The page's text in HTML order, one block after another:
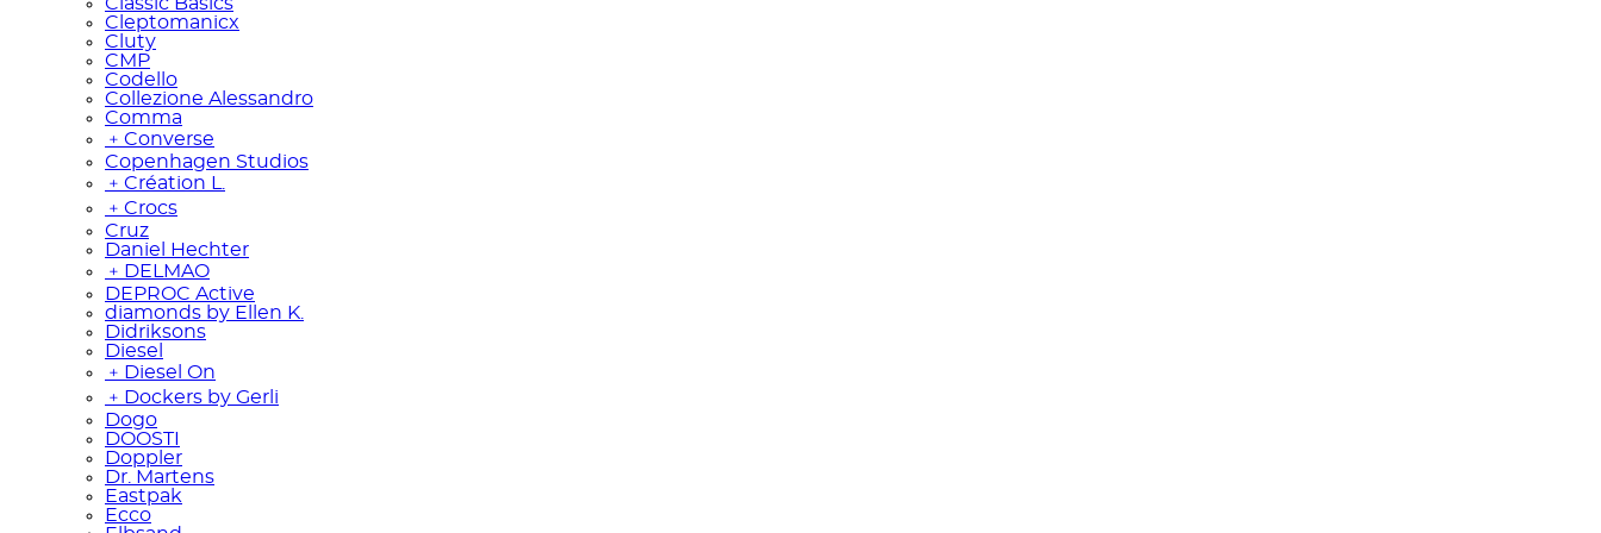
Cleptomanicx
Cluty
CMP
Codello
Collezione Alessandro
Comma
﹢ Converse
Copenhagen Studios
﹢ Création L.
﹢ Crocs
Cruz
Daniel Hechter
﹢ DELMAO
DEPROC Active
diamonds by Ellen K.
Didriksons
Diesel
﹢ Diesel On
﹢ Dockers by Gerli
Dogo
DOOSTI
Doppler
Dr. Martens
Eastpak
Ecco